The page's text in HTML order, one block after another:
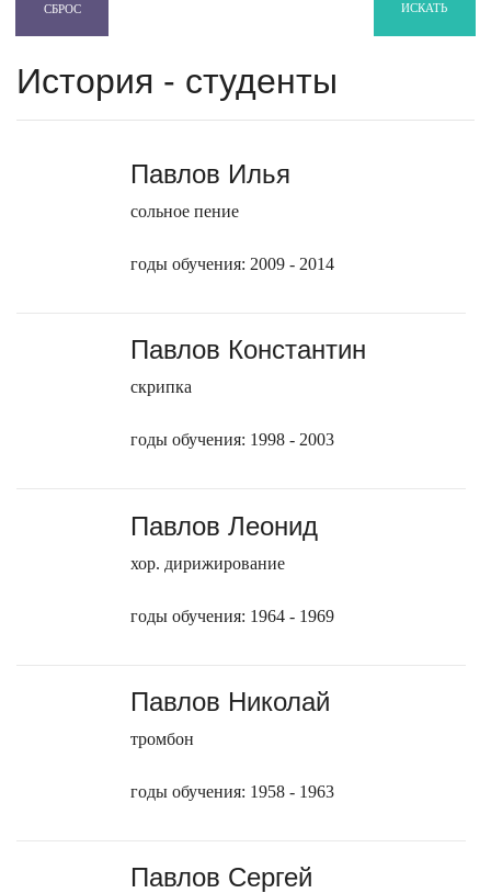
СБРОС ИСКАТЬ
История - студенты
Павлов Илья
сольное пение
годы обучения: 2009 - 2014
Павлов Константин
скрипка
годы обучения: 1998 - 2003
Павлов Леонид
хор. дирижирование
годы обучения: 1964 - 1969
Павлов Николай
тромбон
годы обучения: 1958 - 1963
Павлов Сергей